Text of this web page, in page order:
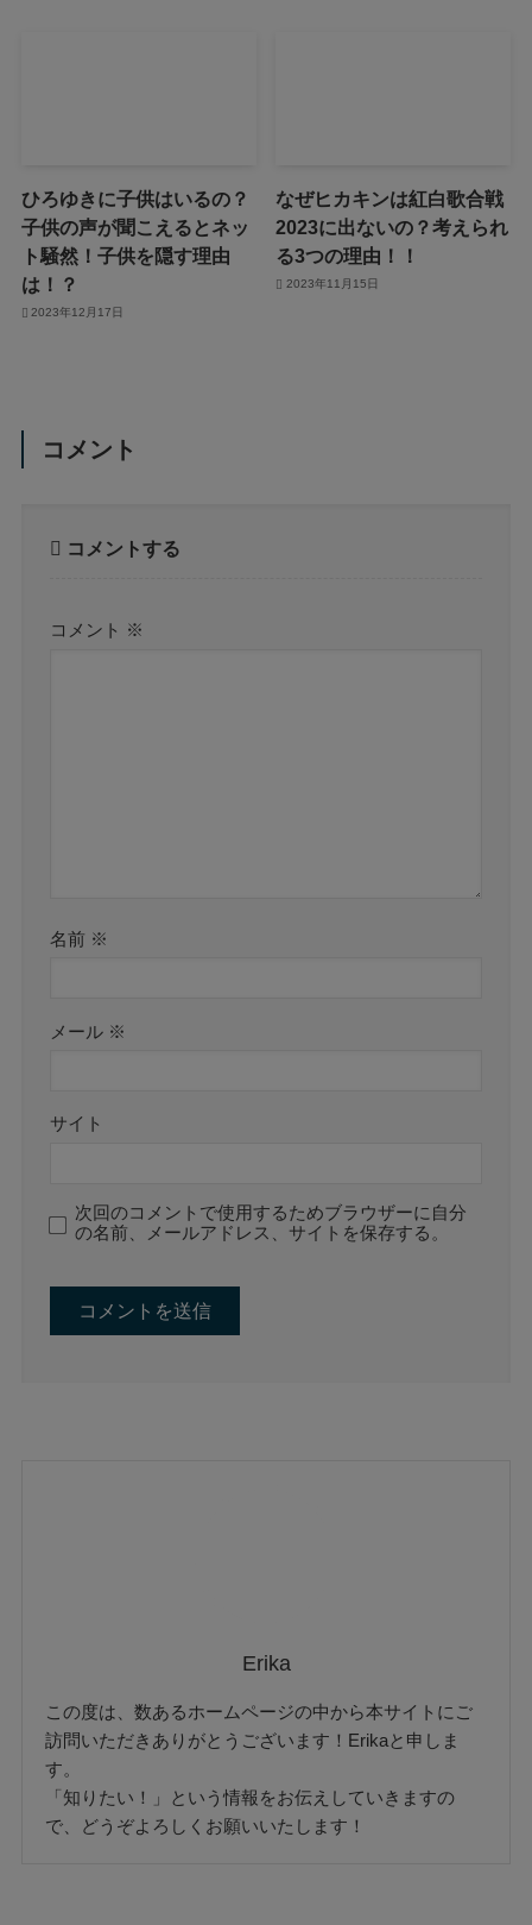
ひろゆきに子供はいるの？
子供の声が聞こえるとネッ
ト騒然！子供を隠す理由
は！？
2023年12月17日
なぜヒカキンは紅白歌合戦
2023に出ないの？考えられ
る3つの理由！！
2023年11月15日
コメント
コメントする
コメント ※
名前 ※
メール ※
サイト
次回のコメントで使用するためブラウザーに自分
の名前、メールアドレス、サイトを保存する。
Erika
この度は、数あるホームページの中から本サイトにご
訪問いただきありがとうございます！Erikaと申しま
す。
「知りたい！」という情報をお伝えしていきますの
で、どうぞよろしくお願いいたします！